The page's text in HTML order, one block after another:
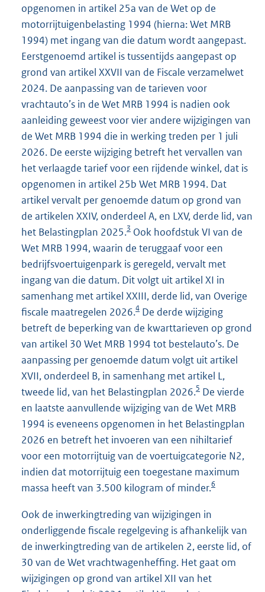
opgenomen in artikel 25a van de Wet op de
motorrijtuigenbelasting 1994 (hierna: Wet MRB
1994) met ingang van die datum wordt aangepast.
Eerstgenoemd artikel is tussentijds aangepast op
grond van artikel XXVII van de Fiscale verzamelwet
2024. De aanpassing van de tarieven voor
vrachtauto’s in de Wet MRB 1994 is nadien ook
aanleiding geweest voor vier andere wijzigingen van
de Wet MRB 1994 die in werking treden per 1 juli
2026. De eerste wijziging betreft het vervallen van
het verlaagde tarief voor een rijdende winkel, dat is
opgenomen in artikel 25b Wet MRB 1994. Dat
artikel vervalt per genoemde datum op grond van
de artikelen XXIV, onderdeel A, en LXV, derde lid, van
het Belastingplan 2025.3 Ook hoofdstuk VI van de
Wet MRB 1994, waarin de teruggaaf voor een
bedrijfsvoertuigenpark is geregeld, vervalt met
ingang van die datum. Dit volgt uit artikel XI in
samenhang met artikel XXIII, derde lid, van Overige
fiscale maatregelen 2026.4 De derde wijziging
betreft de beperking van de kwarttarieven op grond
van artikel 30 Wet MRB 1994 tot bestelauto’s. De
aanpassing per genoemde datum volgt uit artikel
XVII, onderdeel B, in samenhang met artikel L,
tweede lid, van het Belastingplan 2026.5 De vierde
en laatste aanvullende wijziging van de Wet MRB
1994 is eveneens opgenomen in het Belastingplan
2026 en betreft het invoeren van een nihiltarief
voor een motorrijtuig van de voertuigcategorie N2,
indien dat motorrijtuig een toegestane maximum
massa heeft van 3.500 kilogram of minder.6
Ook de inwerkingtreding van wijzigingen in
onderliggende fiscale regelgeving is afhankelijk van
de inwerkingtreding van de artikelen 2, eerste lid, of
30 van de Wet vrachtwagenheffing. Het gaat om
wijzigingen op grond van artikel XII van het